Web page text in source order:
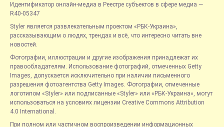
Идентификатор онлайн-медиа в Реестре субъектов в сфере медиа —
R40-05347
Styler является развлекательным проектом «РБК-Украина»,
рассказывающим о людях, трендах и всё, что интересно читать вне
новостей.
Фотографии, иллюстрации и другие изображения принадлежат их
правообладателям. Использование фотографий, отмеченных Getty
Images, допускается исключительно при наличии письменного
разрешения фотоагентства Getty Images. Фотографии, отмеченные
логотипом «Styler» или подписанные «Styler» или «РБК-Украина», могут
использоваться на условиях лицензии Creative Commons Attribution
4.0 International.
При полном или частичном воспроизведении информационных